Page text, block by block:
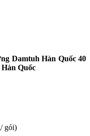
Damtuh Hàn Quốc 40
Hàn Quốc
gói)